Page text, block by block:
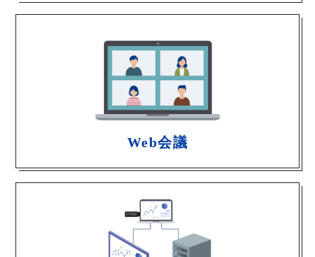
Web会議